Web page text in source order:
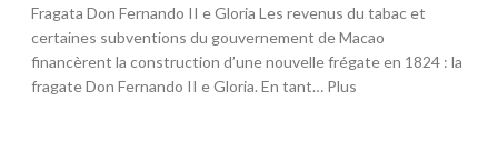
Fragata Don Fernando II e Gloria Les revenus du tabac et
certaines subventions du gouvernement de Macao
financèrent la construction d’une nouvelle frégate en 1824 : la
fragate Don Fernando II e Gloria. En tant… Plus